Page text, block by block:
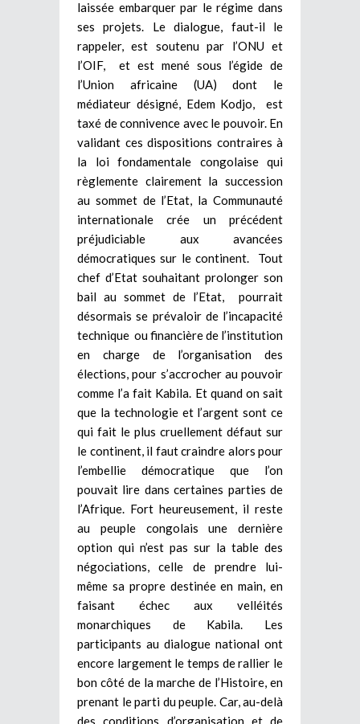
laissée embarquer par le régime dans
ses projets. Le dialogue, faut-il le
rappeler, est soutenu par l’ONU et
l’OIF, et est mené sous l’égide de
l’Union africaine (UA) dont le
médiateur désigné, Edem Kodjo, est
taxé de connivence avec le pouvoir. En
validant ces dispositions contraires à
la loi fondamentale congolaise qui
règlemente clairement la succession
au sommet de l’Etat, la Communauté
internationale crée un précédent
préjudiciable aux avancées
démocratiques sur le continent. Tout
chef d’Etat souhaitant prolonger son
bail au sommet de l’Etat, pourrait
désormais se prévaloir de l’incapacité
technique ou financière de l’institution
en charge de l’organisation des
élections, pour s’accrocher au pouvoir
comme l’a fait Kabila. Et quand on sait
que la technologie et l’argent sont ce
qui fait le plus cruellement défaut sur
le continent, il faut craindre alors pour
l’embellie démocratique que l’on
pouvait lire dans certaines parties de
l’Afrique. Fort heureusement, il reste
au peuple congolais une dernière
option qui n’est pas sur la table des
négociations, celle de prendre lui-
même sa propre destinée en main, en
faisant échec aux velléités
monarchiques de Kabila. Les
participants au dialogue national ont
encore largement le temps de rallier le
bon côté de la marche de l’Histoire, en
prenant le parti du peuple. Car, au-delà
des conditions d’organisation et de